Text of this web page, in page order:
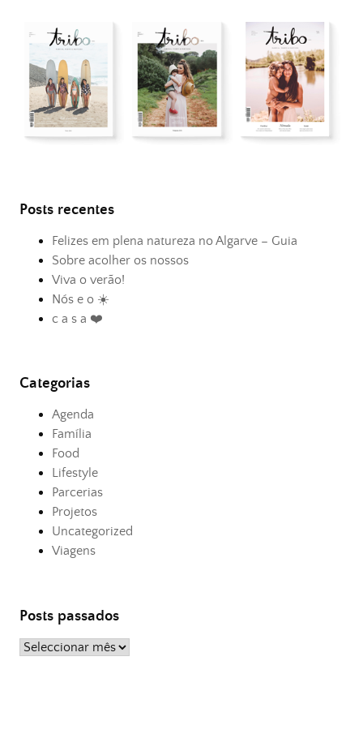
Posts recentes
Felizes em plena natureza no Algarve – Guia
Sobre acolher os nossos
Viva o verão!
Nós e o ☀️
c a s a ❤️
Categorias
Agenda
Família
Food
Lifestyle
Parcerias
Projetos
Uncategorized
Viagens
Posts passados
Posts